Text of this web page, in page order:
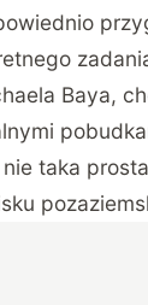
Baya,
taka